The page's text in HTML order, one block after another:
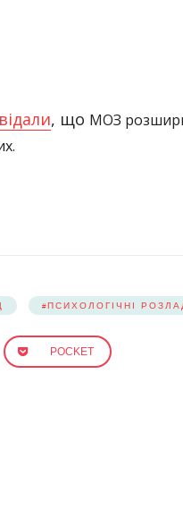
, що МОЗ
ПСИХОЛОГІЧНІ
POCKET